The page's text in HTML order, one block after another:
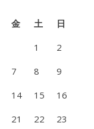
金 土
日
1
2
7 8
9
14 15
16
21 22
23